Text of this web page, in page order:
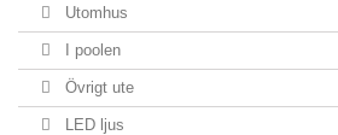
Utomhus
I poolen
Övrigt ute
LED ljus